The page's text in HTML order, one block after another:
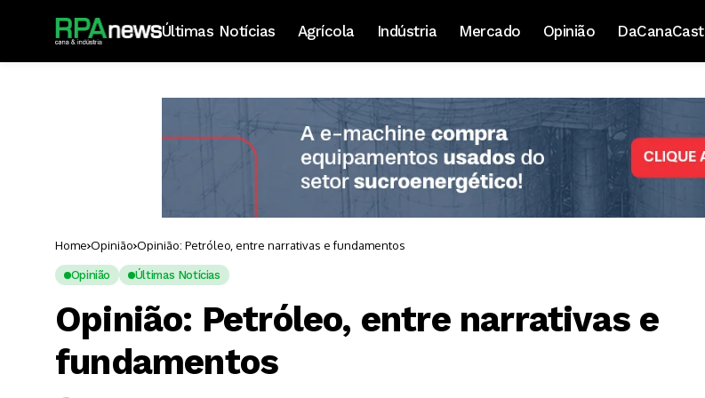
Últimas Notícias Agrícola Indústria Mercado Opinião DaCanaCast
Home Opinião Opinião: Petróleo, entre narrativas e fundamentos
Opinião Últimas Notícias
Opinião: Petróleo, entre narrativas e
fundamentos